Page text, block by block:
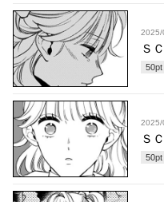
2025/
Ｓ
50pt
2025/
Ｓ
50pt